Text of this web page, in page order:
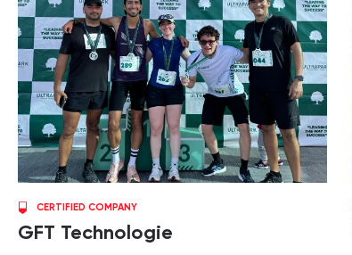
CERTIFIED COMPANY
GFT Technologie